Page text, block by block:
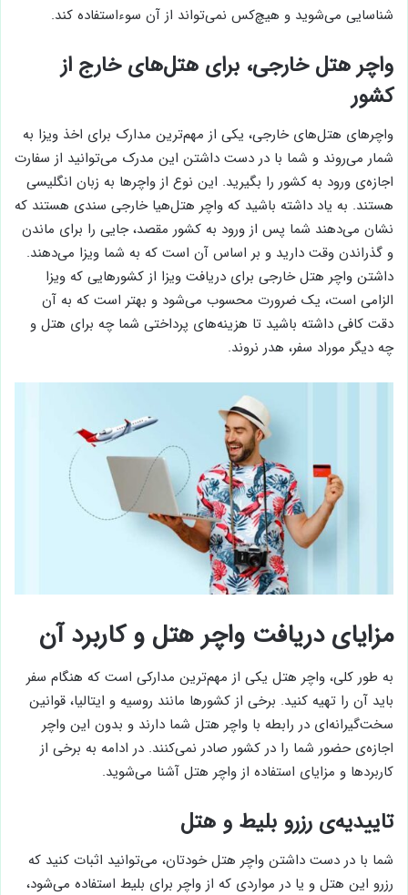
شناسایی می‌شوید و هیچ‌کس نمی‌تواند از آن سوءاستفاده کند.
واچر هتل خارجی، برای هتل‌های خارج از
کشور
واچرهای هتل‌های خارجی، یکی از مهم‌ترین مدارک برای اخذ ویزا به
شمار می‌روند و شما با در دست داشتن این مدرک می‌توانید از سفارت
اجازه‌ی ورود به کشور را بگیرید. این نوع از واچرها به زبان انگلیسی
هستند. به یاد داشته باشید که واچر هتل‌هیا خارجی سندی هستند که
نشان می‌دهند شما پس از ورود به کشور مقصد، جایی را برای ماندن
و گذراندن وقت دارید و بر اساس آن است که به شما ویزا می‌دهند.
داشتن واچر هتل خارجی برای دریافت ویزا از کشورهایی که ویزا
الزامی است، یک ضرورت محسوب می‌شود و بهتر است که به آن
دقت کافی داشته باشید تا هزینه‌های پرداختی شما چه برای هتل و
چه دیگر موراد سفر، هدر نروند.
مزایای دریافت واچر هتل و کاربرد آن
به طور کلی، واچر هتل یکی از مهم‌ترین مدارکی است که هنگام سفر
باید آن را تهیه کنید. برخی از کشورها مانند روسیه و ایتالیا، قوانین
سخت‌گیرانه‌ای در رابطه با واچر هتل شما دارند و بدون این واچر
اجازه‌ی حضور شما را در کشور صادر نمی‌کنند. در ادامه به برخی از
کاربردها و مزایای استفاده از واچر هتل آشنا می‌شوید.
تاییدیه‌ی رزرو بلیط و هتل
شما با در دست داشتن واچر هتل خودتان، می‌توانید اثبات کنید که